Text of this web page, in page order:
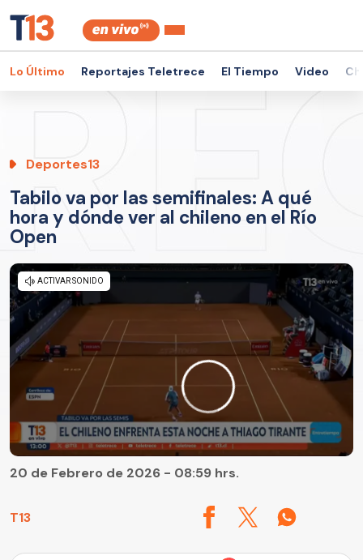
Lo Último Reportajes Teletrece El Tiempo Video
Deportes13
Tabilo va por las semifinales: A qué
hora y dónde ver al chileno en el Río
Open
T13
20 de Febrero de 2026 - 08:59 hrs.